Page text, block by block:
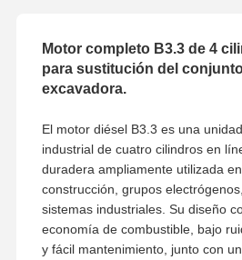
Motor completo B3.3 de 4
para sustitución del
excavadora.
El motor diésel B3.3 es una
industrial de cuatro cilindros en
duradera ampliamente utilizada
construcción, grupos
sistemas industriales. Su diseño
economía de combustible, bajo
y fácil mantenimiento, junto con